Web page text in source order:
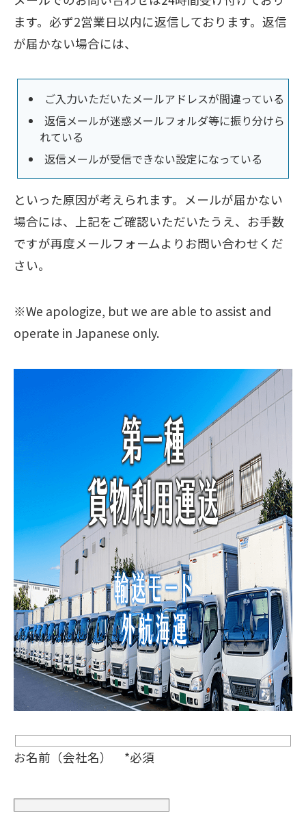
ます。必ず2営業日以内に返信しております。返信
が届かない場合には、
ご入力いただいたメールアドレスが間違っている
返信メールが迷惑メールフォルダ等に振り分けら
れている
返信メールが受信できない設定になっている
といった原因が考えられます。メールが届かない
場合には、上記をご確認いただいたうえ、お手数
ですが再度メールフォームよりお問い合わせくだ
さい。
※We apologize, but we are able to assist and
operate in Japanese only.
お名前（会社名） *必須